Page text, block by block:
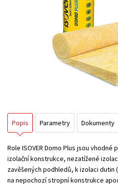
Popis Parametry Dokumenty
Role ISOVER Domo Plus jsou
izolační konstrukce, nezatížené
zavěšených podhledů, k izolaci
na nepochozí stropní konstrukce